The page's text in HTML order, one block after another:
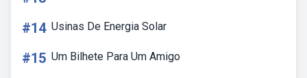
#14 Usinas De Energia Solar
#15 Um Bilhete Para Um Amigo